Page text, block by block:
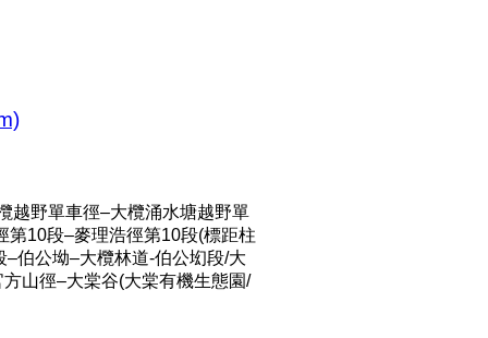
越野單車徑–大欖涌水塘越野單
第10段–麥理浩徑第10段(標距柱
伯公坳–大欖林道-伯公㘭段/大
山徑–大棠谷(大棠有機生態園/